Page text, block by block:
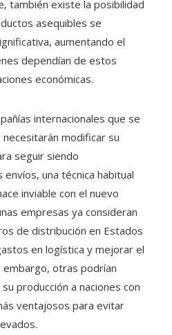
también existe la posibilidad
asequibles se
aumentando el
dependían de estos
económicas.
internacionales que se
modificar su
seguir siendo
una técnica habitual
inviable con el nuevo
empresas ya consideran
de distribución en Estados
en logística y mejorar el
embargo, otras podrían
producción a naciones con
ventajosos para evitar